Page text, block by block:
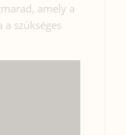
amely a
szükséges